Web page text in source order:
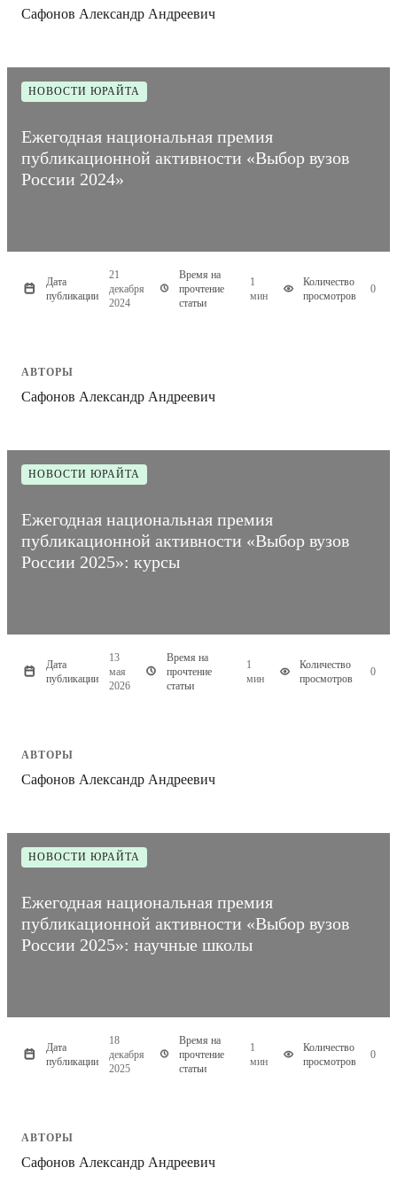
Сафонов Александр Андреевич
НОВОСТИ ЮРАЙТА
Ежегодная национальная премия
публикационной активности «Выбор вузов
России 2024»
Дата
публикации
21
декабря
2024
Время на
прочтение
статьи
1
мин
Количество
просмотров
0
АВТОРЫ
Сафонов Александр Андреевич
НОВОСТИ ЮРАЙТА
Ежегодная национальная премия
публикационной активности «Выбор вузов
России 2025»: курсы
Дата
публикации
13
мая
2026
Время на
прочтение
статьи
1
мин
Количество
просмотров
0
АВТОРЫ
Сафонов Александр Андреевич
НОВОСТИ ЮРАЙТА
Ежегодная национальная премия
публикационной активности «Выбор вузов
России 2025»: научные школы
Дата
публикации
18
декабря
2025
Время на
прочтение
статьи
1
мин
Количество
просмотров
0
АВТОРЫ
Сафонов Александр Андреевич